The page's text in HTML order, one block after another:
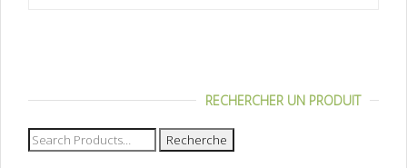
RECHERCHER UN PRODUIT
Recherche
pour :